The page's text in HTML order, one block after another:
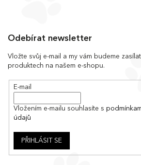
Odebírat newsletter
Vložte svůj e-mail a my vám budeme
produktech na našem e-shopu.
E-mail
Vložením e-mailu souhlasíte s
údajů
PŘIHLÁSIT SE